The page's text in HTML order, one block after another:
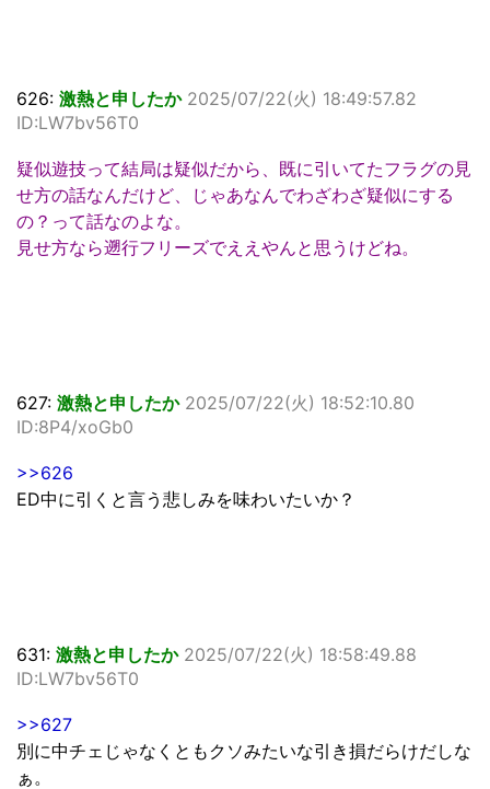
626: 激熱と申したか 2025/07/22(火) 18:49:57.82
ID:LW7bv56T0
疑似遊技って結局は疑似だから、既に引いてたフラグの見
せ方の話なんだけど、じゃあなんでわざわざ疑似にする
の？って話なのよな。
見せ方なら遡行フリーズでええやんと思うけどね。
627: 激熱と申したか 2025/07/22(火) 18:52:10.80
ID:8P4/xoGb0
>>626
ED中に引くと言う悲しみを味わいたいか？
631: 激熱と申したか 2025/07/22(火) 18:58:49.88
ID:LW7bv56T0
>>627
別に中チェじゃなくともクソみたいな引き損だらけだしな
ぁ。